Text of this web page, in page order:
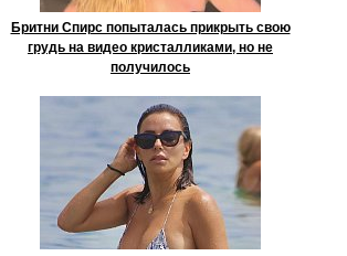
Бритни Спирс попыталась прикрыть свою
грудь на видео кристалликами, но не
получилось